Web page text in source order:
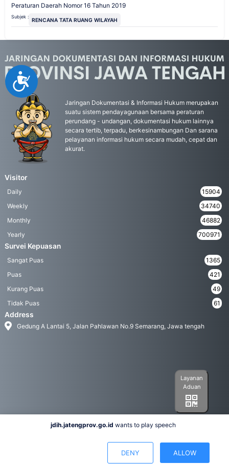
Accessibility
Peraturan Daerah Nomor 16 Tahun 2019
Subjek : RENCANA TATA RUANG WILAYAH
Jaringan Dokumentasi & Informasi Hukum merupakan
suatu sistem pendayagunaan bersama peraturan
perundang - undangan, dokumentasi hukum lainnya
secara tertib, terpadu, berkesinambungan Dan sarana
pelayanan informasi hukum secara mudah, cepat dan
akurat.
Visitor
Daily
15904
Weekly
34740
Monthly
46882
Yearly
700971
Survei Kepuasan
Sangat Puas
1365
Puas
421
Kurang Puas
49
Tidak Puas
61
Address
Gedung A Lantai 5, Jalan Pahlawan No.9 Semarang, Jawa tengah
Layanan
Aduan
jdih.jatengprov.go.id wants to play speech
DENY ALLOW